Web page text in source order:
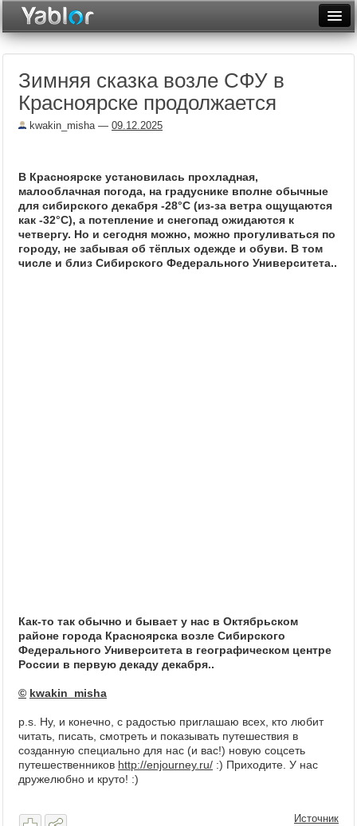
Неделя
Месяц
Архив
Фототоп
Видеотоп
Зимняя сказка возле СФУ в
Красноярске продолжается
kwakin_misha— 09.12.2025
В Красноярске установилась прохладная,
малооблачная погода, на градуснике вполне обычные
для сибирского декабря -28°С (из-за ветра ощущаются
как -32°С), а потепление и снегопад ожидаются к
четвергу. Но и сегодня можно, можно прогуливаться по
городу, не забывая об тёплых одежде и обуви. В том
числе и близ Сибирского Федерального Университета..
Как-то так обычно и бывает у нас в Октябрьском
районе города Красноярска возле Сибирского
Федерального Университета в географическом центре
России в первую декаду декабря..
© kwakin_misha
p.s. Ну, и конечно, с радостью приглашаю всех, кто любит
читать, писать, смотреть и показывать путешествия в
созданную специально для нас (и вас!) новую соцсеть
путешественников http://enjourney.ru/ :) Приходите. У нас
дружелюбно и круто! :)
Источник